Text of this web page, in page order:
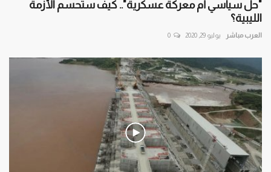
"حل سياسي أم معركة عسكرية".. كيف ستحسم الأزمة
الليبية؟
العرب مباشر يوليو 29, 2020 0